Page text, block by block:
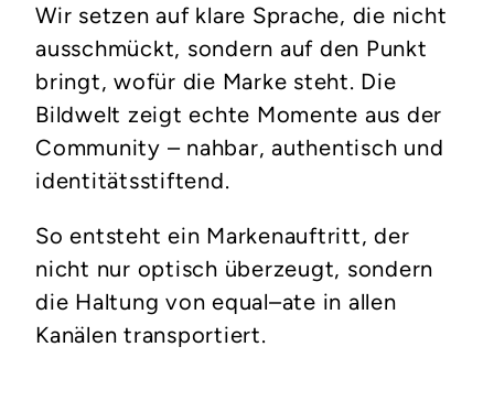
Wir setzen auf klare Sprache, die nicht
ausschmückt, sondern auf den Punkt
bringt, wofür die Marke steht. Die
Bildwelt zeigt echte Momente aus der
Community – nahbar, authentisch und
identitätsstiftend.
So entsteht ein Markenauftritt, der
nicht nur optisch überzeugt, sondern
die Haltung von equal–ate in allen
Kanälen transportiert.